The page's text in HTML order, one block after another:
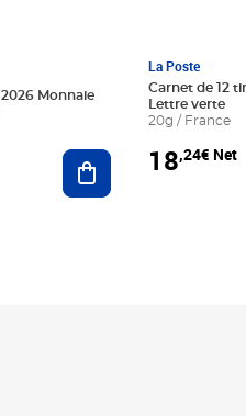
Monnaie
Ajouter au panier
La Poste
Carnet de 12
Lettre verte
20g / France
18,24€ Net